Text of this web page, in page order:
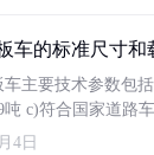
车的标准尺寸和
车主要技术参数包
吨 c)符合国家道路
4日